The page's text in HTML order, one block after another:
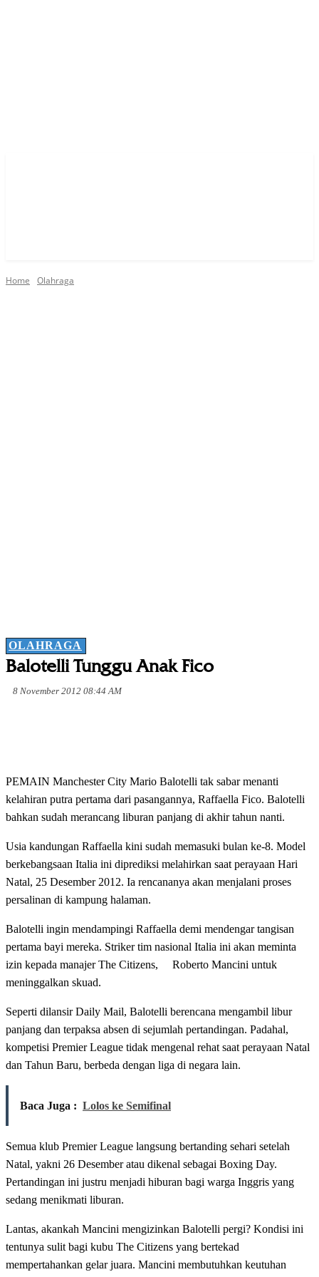
Home Olahraga
OLAHRAGA
Balotelli Tunggu Anak Fico
8 November 2012 08:44 AM
PEMAIN Manchester City Mario Balotelli tak sabar menanti
kelahiran putra pertama dari pasangannya, Raffaella Fico. Balotelli
bahkan sudah merancang liburan panjang di akhir tahun nanti.
Usia kandungan Raffaella kini sudah memasuki bulan ke-8. Model
berkebangsaan Italia ini diprediksi melahirkan saat perayaan Hari
Natal, 25 Desember 2012. Ia rencananya akan menjalani proses
persalinan di kampung halaman.
Balotelli ingin mendampingi Raffaella demi mendengar tangisan
pertama bayi mereka. Striker tim nasional Italia ini akan meminta
izin kepada manajer The Citizens, Roberto Mancini untuk
meninggalkan skuad.
Seperti dilansir Daily Mail, Balotelli berencana mengambil libur
panjang dan terpaksa absen di sejumlah pertandingan. Padahal,
kompetisi Premier League tidak mengenal rehat saat perayaan Natal
dan Tahun Baru, berbeda dengan liga di negara lain.
Baca Juga : Lolos ke Semifinal
Semua klub Premier League langsung bertanding sehari setelah
Natal, yakni 26 Desember atau dikenal sebagai Boxing Day.
Pertandingan ini justru menjadi hiburan bagi warga Inggris yang
sedang menikmati liburan.
Lantas, akankah Mancini mengizinkan Balotelli pergi? Kondisi ini
tentunya sulit bagi kubu The Citizens yang bertekad
mempertahankan gelar juara. Mancini membutuhkan keutuhan